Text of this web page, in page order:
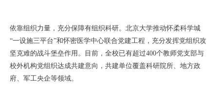
依靠组织力量，充分保障有组织科研。北京大学推动怀柔科学城
“一设施三平台”和怀密医学中心联合党建工程，充分发挥党组织攻
坚克难的战斗堡垒作用。目前，全校已有超过400个教师党支部与
校外机构党组织达成共建意向，共建单位覆盖科研院所、地方政
府、军工央企等领域。